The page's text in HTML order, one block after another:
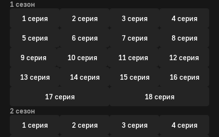
1 сезон
1 серия
2 серия 3 серия 4 серия
5 серия 6 серия 7 серия 8 серия
9 серия 10 серия 11 серия 12 серия
13 серия 14 серия 15 серия 16 серия
17 серия
18 серия
2 сезон
1 серия
2 серия 3 серия 4 серия